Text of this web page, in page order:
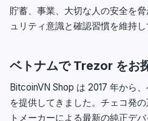
貯蓄、事業、大切な人の安全を
ュリティ意識と確認習慣を維持し
ベトナムで Trezor をお
BitcoinVN Shop は 2017 年から
を提供してきました。チェコ発
トメーカーによる最新の純正デ